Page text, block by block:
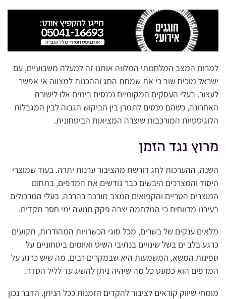
למרות המצב המלחמתי המלווה אותנו זה למעלה משבועיים, עם
ישראל מוכיח שוב כי את שמחת החג וההכנות למצווה אי אפשר
לעצור. בעלי העסקים המקומיים נכנסים בימים אלו לישורת
האחרונה, כשהם מנסים לתמרן בין הביקוש הגבוה לבין המגבלות
הלוגיסטיות המורכבות שיצרה המציאות הביטחונית.
מרוץ נגד הזמן
השנה, ההערכות לחג דורשת מהציבור ערנות יתרה. בעוד שמוצרי
היסוד והמצרכים היבשים כבר גודשים את המדפים, בתחום
המוצרים הטריים והקפואים המצב מורכב בהרבה. בעלי המרכולים
בעירנו מדווחים כי המלחמה יצרה פקק תנועה ימי חסר תקדים.
מלאים ענקים של בשרים, מכל סוגי הכשרויות המהודרות, תקועים
כרגע בלב ים בשל שינויים בנתיבי השיט ואיומים ביטחוניים על
ספינות המשא. המשמעות היא שבמקרים רבים, מה שיש כרגע על
המדפים הוא כמעט כל מה שיהיה ניתן להשיג עד לליל הסדר.
מומחי שיווק קוראים לציבור להקדים הזמנות ככל הניתן. הדבר נכון